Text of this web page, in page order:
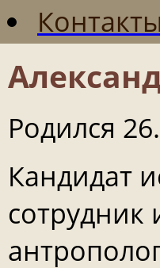
Родился
Кандидат
сотрудник